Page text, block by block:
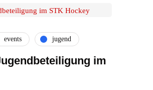
events jugend
im